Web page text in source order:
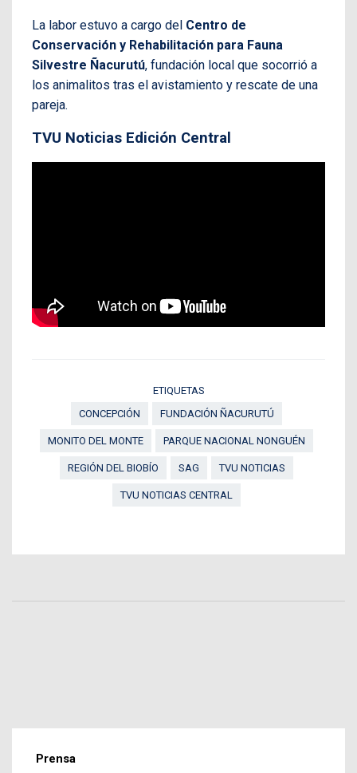
La labor estuvo a cargo del Centro de
Conservación y Rehabilitación para Fauna
Silvestre Ñacurutú, fundación local que socorrió a
los animalitos tras el avistamiento y rescate de una
pareja.
TVU Noticias Edición Central
ETIQUETAS
CONCEPCIÓN
FUNDACIÓN ÑACURUTÚ
MONITO DEL MONTE PARQUE NACIONAL NONGUÉN
REGIÓN DEL BIOBÍO SAG TVU NOTICIAS
TVU NOTICIAS CENTRAL
Prensa